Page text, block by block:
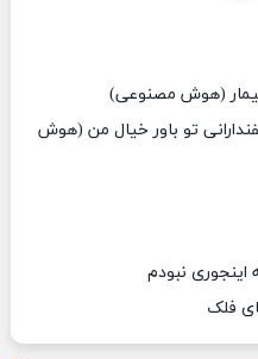
بیمار (هوش مصنوعی)
تو باور خیال من (هوش
اینجوری نبودم
فلک